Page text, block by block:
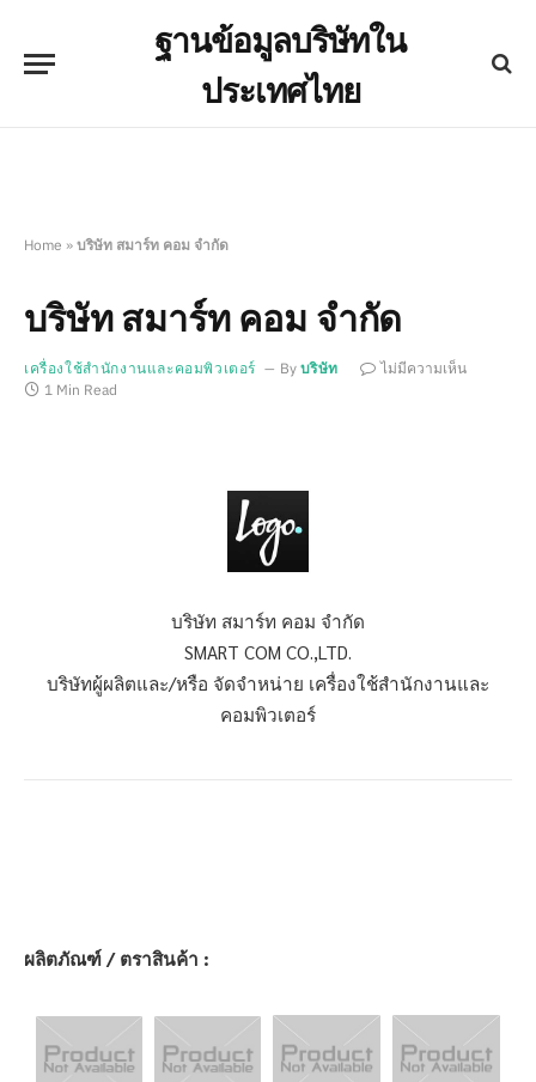
ฐานข้อมูลบริษัทใน
ประเทศไทย
Home » บริษัท สมาร์ท คอม จำกัด
บริษัท สมาร์ท คอม จำกัด
เครื่องใช้สำนักงานและคอมพิวเตอร์ By บริษัท
ไม่มีความเห็น
1 Min Read
บริษัท สมาร์ท คอม จำกัด
SMART COM CO.,LTD.
บริษัทผู้ผลิตและ/หรือ จัดจำหน่าย เครื่องใช้สำนักงานและ
คอมพิวเตอร์
ผลิตภัณฑ์ / ตราสินค้า :